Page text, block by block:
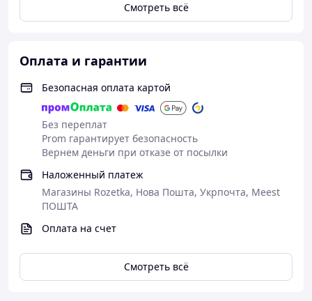
Смотреть всё
Оплата и гарантии
Безопасная оплата картой
Без переплат
Prom гарантирует безопасность
Вернем деньги при отказе от посылки
Наложенный платеж
Магазины Rozetka, Нова Пошта, Укрпочта, Meest
ПОШТА
Оплата на счет
Смотреть всё